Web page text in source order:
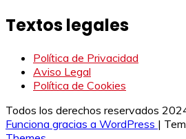
Textos legales
Política de Privacidad
Aviso Legal
Política de Cookies
Todos los derechos reservados
Funciona gracias a WordPress |